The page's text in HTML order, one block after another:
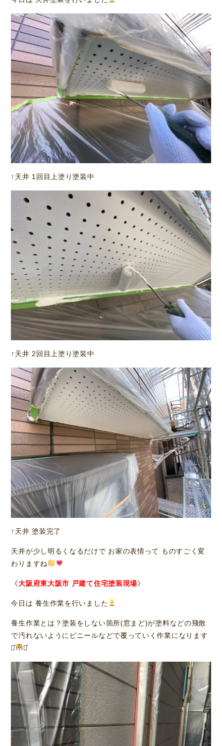
↑天井 1回目上塗り塗装中
↑天井 2回目上塗り塗装中
↑天井 塗装完了
天井が少し明るくなるだけで お家の表情って ものすごく変
わりますね
《大阪府東大阪市 戸建て住宅塗装現場》
今日は 養生作業を行いました
養生作業とは？塗装をしない箇所(窓まど)が塗料などの飛散
で汚れないようにビニールなどで覆っていく作業になります
⋆͛
⋆͛